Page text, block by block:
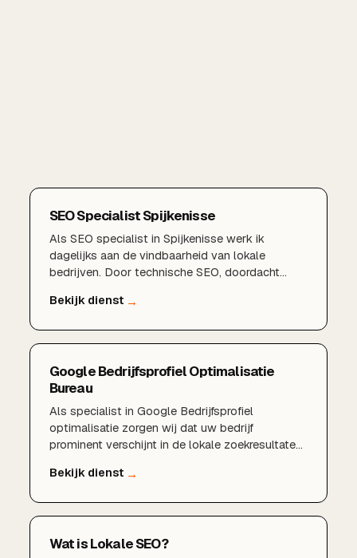
SEO Specialist Spijkenisse
Als SEO specialist in Spijkenisse werk ik
dagelijks aan de vindbaarheid van lokale
bedrijven. Door technische SEO, doordacht
Bedrijfsprofiel en lokale content zorg ik voor
Google Bedrijfsprofiel Optimalisatie
Bureau
Als specialist in Google Bedrijfsprofiel
optimalisatie zorgen wij dat uw bedrijf
prominent verschijnt in de lokale zoekresultaten
profiel en sterke reviews tot lokale
Wat is Lokale SEO?